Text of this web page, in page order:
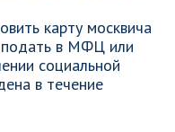
карту москвича
подать в МФЦ или
социальной
в течение